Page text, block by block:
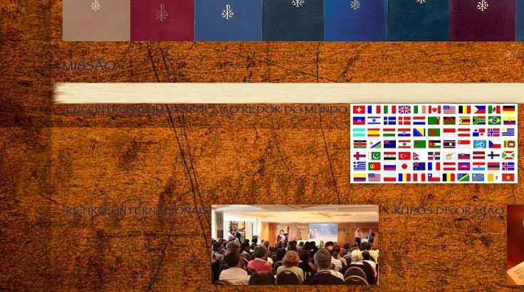
MISSÃO
ENCONTROS COM VASSULA AO REDOR DO MUNDO
RETIROS INTERNACIONAIS GRUPOS DE ORAÇÃO